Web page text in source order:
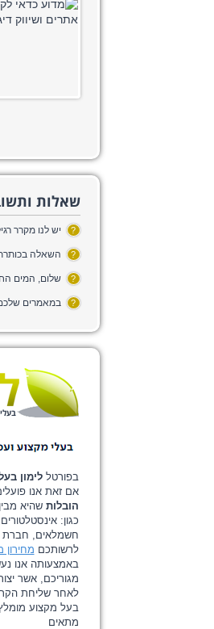
שאלות
?
? השאלה
? שלום, המים
?
בפורטללימון
אם זאת אנו
הובלות שהיא
כגון: אינסטלטורים,
חשמלאים, חברת
לרשותכם מחירון
באמצעותה אנו
מגוריכם, אשר
לאחר שליחת
בעל מקצוע
מתאים